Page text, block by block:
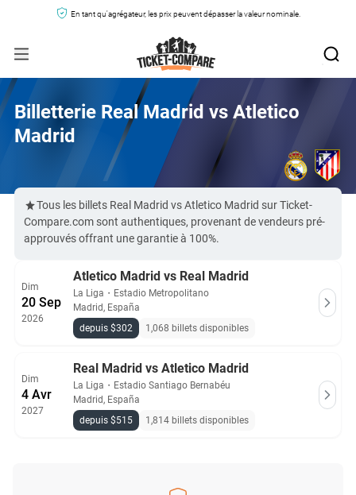
En tant qu'agrégateur, les prix peuvent dépasser la valeur nominale.
Billetterie Real Madrid vs Atletico
Madrid
Tous les billets Real Madrid vs Atletico Madrid sur Ticket-
Compare.com sont authentiques, provenant de vendeurs pré-
approuvés offrant une garantie à 100%.
Dim
20 Sep
2026
Atletico Madrid vs Real Madrid
La Liga ・ Estadio Metropolitano
Madrid, España
depuis $302
1,068 billets disponibles
Dim
4 Avr
2027
Real Madrid vs Atletico Madrid
La Liga ・ Estadio Santiago Bernabéu
Madrid, España
depuis $515
1,814 billets disponibles